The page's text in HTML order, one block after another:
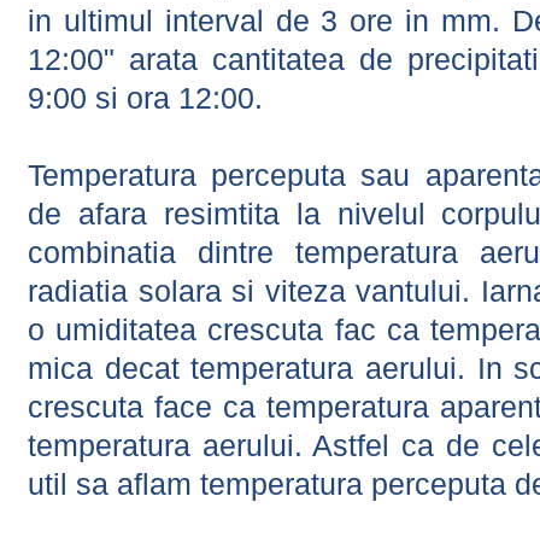
in ultimul interval de 3 ore in mm.
12:00" arata cantitatea de
9:00 si ora 12:00.
Temperatura perceputa sau
de afara resimtita la nivelul
combinatia dintre temperatura
radiatia solara si viteza vantului.
o umiditatea crescuta fac ca
mica decat temperatura aerului. In
crescuta face ca temperatura
temperatura aerului. Astfel ca de
util sa aflam temperatura perceputa